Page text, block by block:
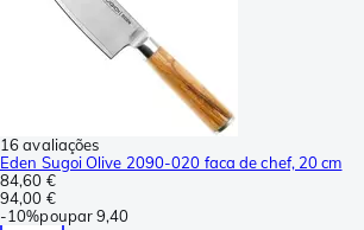
16 avaliações
Eden Sugoi Olive 2090-020 faca de chef, 20 cm
84,60 €
94,00 €
-10%poupar9,40